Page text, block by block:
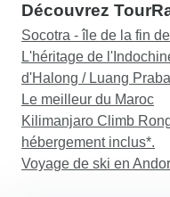
Découvrez
Socotra - île de la fin
L'héritage de
d'Halong / Luang
Le meilleur du Maroc
Kilimanjaro Climb
hébergement inclus*.
Voyage de ski en